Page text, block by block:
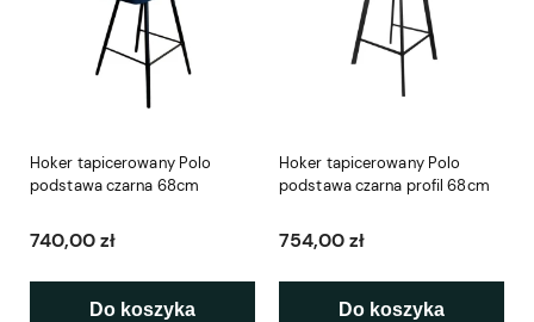
Hoker tapicerowany Polo
podstawa czarna 68cm
740,00 zł
Do koszyka
Hoker tapicerowany Polo
podstawa czarna profil 68cm
754,00 zł
Do koszyka